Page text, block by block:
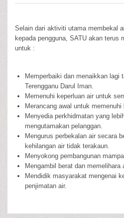
Selain dari aktiviti utama membekal
kepada pengguna, SATU akan terus
untuk :
Memperbaiki dan menaikkan lagi
Terengganu Darul Iman.
Memenuhi keperluan air untuk
Merancang awal untuk
Menyedia perkhidmatan yang
mengutamakan pelanggan.
Mengurus perbekalan air secara
kehilangan air tidak terakaun.
Menyokong pembangunan
Mengambil berat dan memelihara
Mendidik masyarakat mengenai
penjimatan air.